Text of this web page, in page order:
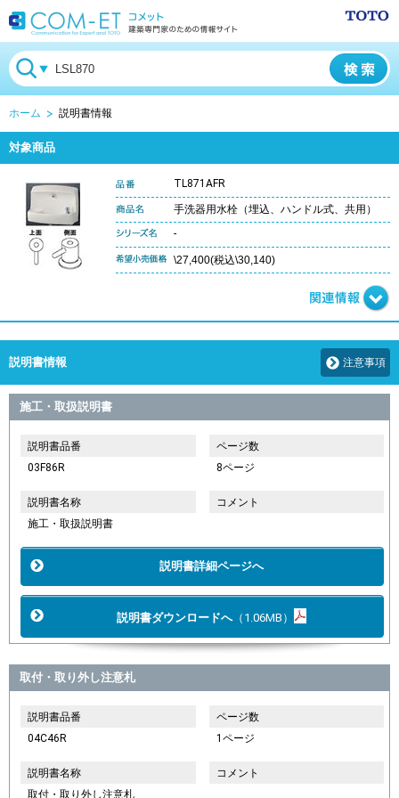
ホーム 説明書情報
対象商品
TL871AFR
手洗器用水栓（埋込、ハンドル式、共用）
-
\27,400(税込\30,140)
説明書情報 注意事項
施工・取扱説明書
説明書品番
03F86R
ページ数
8ページ
説明書名称
施工・取扱説明書
コメント
説明書詳細ページへ
説明書ダウンロードへ（1.06MB）
取付・取り外し注意札
説明書品番
04C46R
ページ数
1ページ
説明書名称
取付・取り外し注意札
コメント